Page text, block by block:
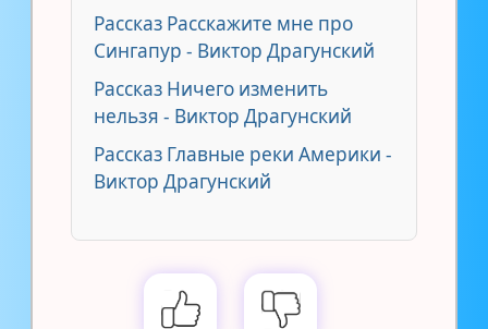
Рассказ Расскажите мне про
Сингапур - Виктор Драгунский
Рассказ Ничего изменить
нельзя - Виктор Драгунский
Рассказ Главные реки Америки -
Виктор Драгунский